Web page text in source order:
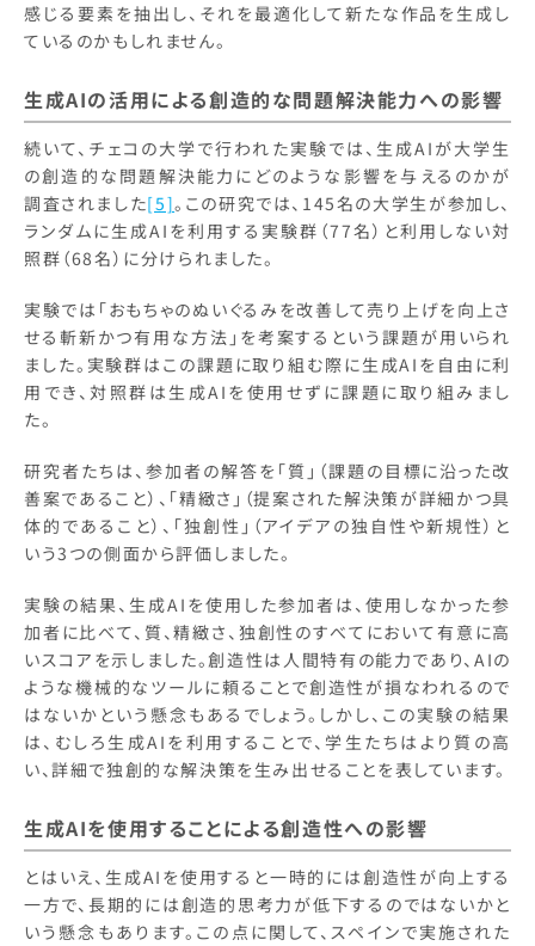
感じる要素を抽出し、それを最適化して新たな作品を生成し
ているのかもしれません。
生成AIの活用による創造的な問題解決能力への影響
続いて、チェコの大学で行われた実験では、生成AIが大学生
の創造的な問題解決能力にどのような影響を与えるのかが
調査されました[5]。この研究では、145名の大学生が参加し、
ランダムに生成AIを利用する実験群（77名）と利用しない対
照群（68名）に分けられました。
実験では「おもちゃのぬいぐるみを改善して売り上げを向上さ
せる斬新かつ有用な方法」を考案するという課題が用いられ
ました。実験群はこの課題に取り組む際に生成AIを自由に利
用でき、対照群は生成AIを使用せずに課題に取り組みまし
た。
研究者たちは、参加者の解答を「質」（課題の目標に沿った改
善案であること）、「精緻さ」（提案された解決策が詳細かつ具
体的であること）、「独創性」（アイデアの独自性や新規性）と
いう3つの側面から評価しました。
実験の結果、生成AIを使用した参加者は、使用しなかった参
加者に比べて、質、精緻さ、独創性のすべてにおいて有意に高
いスコアを示しました。創造性は人間特有の能力であり、AIの
ような機械的なツールに頼ることで創造性が損なわれるので
はないかという懸念もあるでしょう。しかし、この実験の結果
は、むしろ生成AIを利用することで、学生たちはより質の高
い、詳細で独創的な解決策を生み出せることを表しています。
生成AIを使用することによる創造性への影響
とはいえ、生成AIを使用すると一時的には創造性が向上する
一方で、長期的には創造的思考力が低下するのではないかと
いう懸念もあります。この点に関して、スペインで実施された